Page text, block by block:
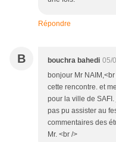
Répondre
B bouchra bahedi 05/
bonjour Mr
cette rencontre. et
pour la ville de
pas pu assister au
commentaires des
Mr. <br />